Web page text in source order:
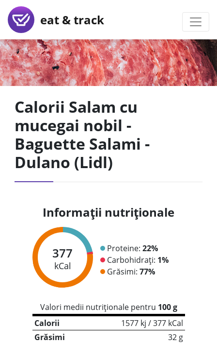
eat & track
Calorii Salam cu
mucegai nobil -
Baguette Salami -
Dulano (Lidl)
Informații nutriționale
377
kCal
Proteine: 22%
Carbohidrați: 1%
Grăsimi: 77%
Valori medii nutriționale pentru 100 g
Calorii
1577 kj / 377 kCal
Grăsimi
32 g